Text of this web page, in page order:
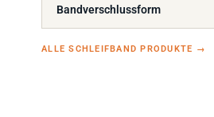
Bandverschlussform
ALLE SCHLEIFBAND PRODUKTE →